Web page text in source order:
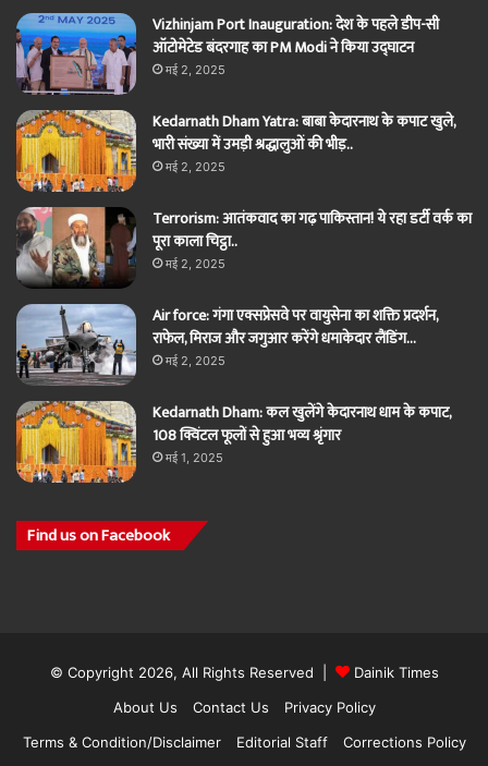
Vizhinjam Port Inauguration: देश के पहले डीप-सी
ऑटोमेटेड बंदरगाह का PM Modi ने किया उद्घाटन
मई 2, 2025
Kedarnath Dham Yatra: बाबा केदारनाथ के कपाट खुले,
भारी संख्या में उमड़ी श्रद्धालुओं की भीड़..
मई 2, 2025
Terrorism: आतंकवाद का गढ़ पाकिस्तान! ये रहा डर्टी वर्क का
पूरा काला चिट्ठा..
मई 2, 2025
Air force: गंगा एक्सप्रेसवे पर वायुसेना का शक्ति प्रदर्शन,
राफेल, मिराज और जगुआर करेंगे धमाकेदार लैंडिंग…
मई 2, 2025
Kedarnath Dham: कल खुलेंगे केदारनाथ धाम के कपाट,
108 क्विंटल फूलों से हुआ भव्य श्रृंगार
मई 1, 2025
Find us on Facebook
© Copyright 2026, All Rights Reserved |
Dainik Times
About Us
Contact Us
Privacy Policy
Terms & Condition/Disclaimer
Editorial Staff Corrections Policy